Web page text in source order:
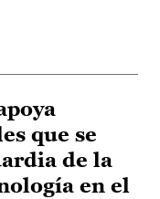
que se
de la
en el